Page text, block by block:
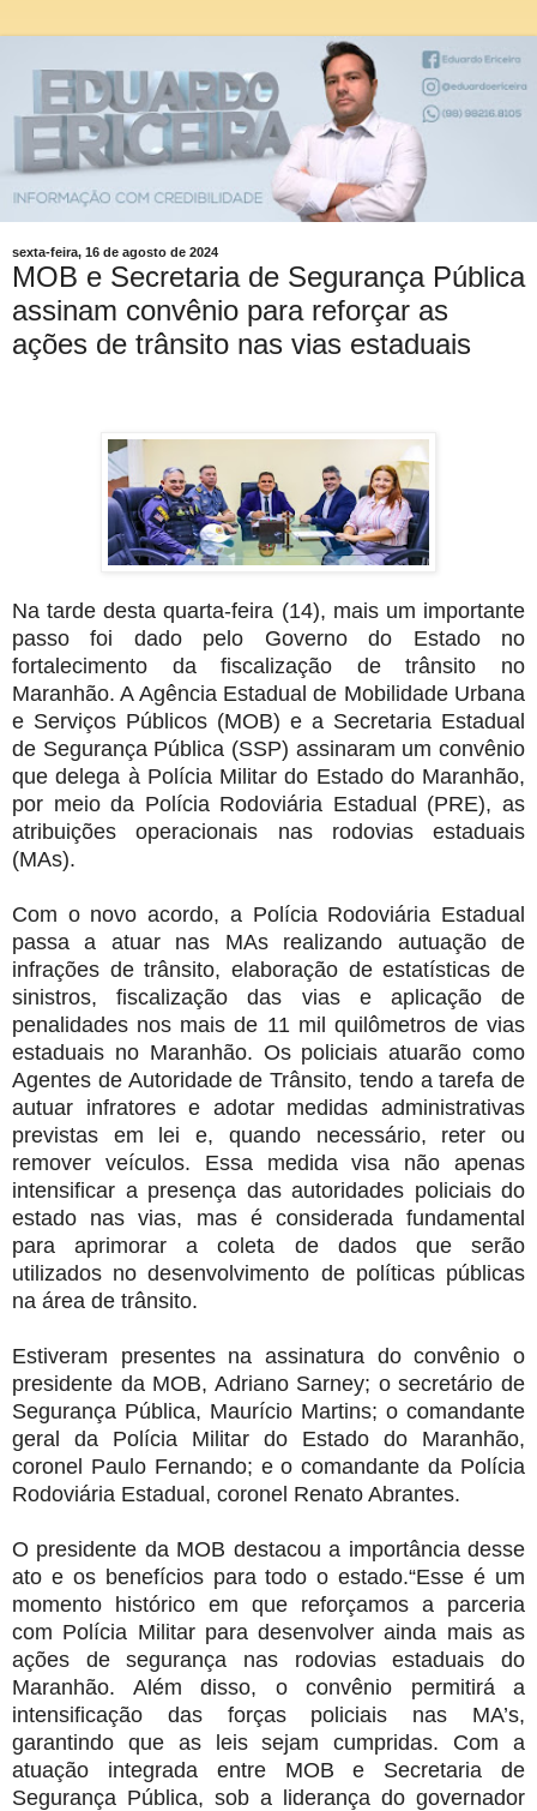
sexta-feira, 16 de agosto de 2024
MOB e Secretaria de Segurança Pública
assinam convênio para reforçar as
ações de trânsito nas vias estaduais
Na tarde desta quarta-feira (14), mais um importante
passo foi dado pelo Governo do Estado no
fortalecimento da fiscalização de trânsito no
Maranhão. A Agência Estadual de Mobilidade Urbana
e Serviços Públicos (MOB) e a Secretaria Estadual
de Segurança Pública (SSP) assinaram um convênio
que delega à Polícia Militar do Estado do Maranhão,
por meio da Polícia Rodoviária Estadual (PRE), as
atribuições operacionais nas rodovias estaduais
(MAs).
Com o novo acordo, a Polícia Rodoviária Estadual
passa a atuar nas MAs realizando autuação de
infrações de trânsito, elaboração de estatísticas de
sinistros, fiscalização das vias e aplicação de
penalidades nos mais de 11 mil quilômetros de vias
estaduais no Maranhão. Os policiais atuarão como
Agentes de Autoridade de Trânsito, tendo a tarefa de
autuar infratores e adotar medidas administrativas
previstas em lei e, quando necessário, reter ou
remover veículos. Essa medida visa não apenas
intensificar a presença das autoridades policiais do
estado nas vias, mas é considerada fundamental
para aprimorar a coleta de dados que serão
utilizados no desenvolvimento de políticas públicas
na área de trânsito.
Estiveram presentes na assinatura do convênio o
presidente da MOB, Adriano Sarney; o secretário de
Segurança Pública, Maurício Martins; o comandante
geral da Polícia Militar do Estado do Maranhão,
coronel Paulo Fernando; e o comandante da Polícia
Rodoviária Estadual, coronel Renato Abrantes.
O presidente da MOB destacou a importância desse
ato e os benefícios para todo o estado.“Esse é um
momento histórico em que reforçamos a parceria
com Polícia Militar para desenvolver ainda mais as
ações de segurança nas rodovias estaduais do
Maranhão. Além disso, o convênio permitirá a
intensificação das forças policiais nas MA’s,
garantindo que as leis sejam cumpridas. Com a
atuação integrada entre MOB e Secretaria de
Segurança Pública, sob a liderança do governador